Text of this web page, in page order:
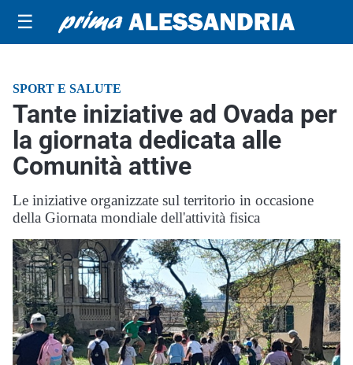
☰
SPORT E SALUTE
Tante iniziative ad Ovada per
la giornata dedicata alle
Comunità attive
Le iniziative organizzate sul territorio in occasione
della Giornata mondiale dell'attività fisica